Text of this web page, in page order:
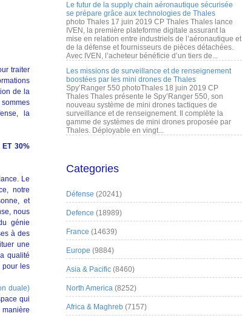
traiter
de la
sommes
la
ET 30%
Le
notre
et
nous
génie
à des
une
qualité
pour les
duale)
qui
Le futur de la supply chain aéronautique sécurisée
se prépare grâce aux technologies de Thales
photo Thales 17 juin 2019 CP Thales Thales lance
IVEN, la première plateforme digitale assurant la
mise en relation entre industriels de l’aéronautique et
de la défense et fournisseurs de pièces détachées.
Avec IVEN, l’acheteur bénéficie d’un tiers de...
Les missions de surveillance et de renseignement
boostées par les mini drones de Thales
Spy’Ranger 550 photoThales 18 juin 2019 CP
Thales Thales présente le Spy’Ranger 550, son
nouveau système de mini drones tactiques de
surveillance et de renseignement. Il complète la
gamme de systèmes de mini drones proposée par
Thales. Déployable en vingt...
Categories
Défense (20241)
Defence (18989)
France (14639)
Europe (9884)
Asia & Pacific (8460)
North America (8252)
Africa & Maghreb (7157)